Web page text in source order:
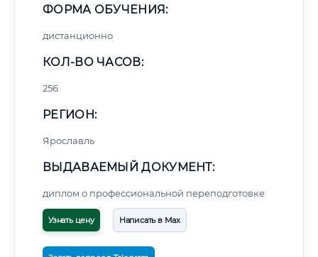
ФОРМА ОБУЧЕНИЯ:
дистанционно
КОЛ-ВО ЧАСОВ:
256
РЕГИОН:
Ярославль
ВЫДАВАЕМЫЙ ДОКУМЕНТ:
диплом о профессиональной переподготовке
Узнать цену Написать в Max